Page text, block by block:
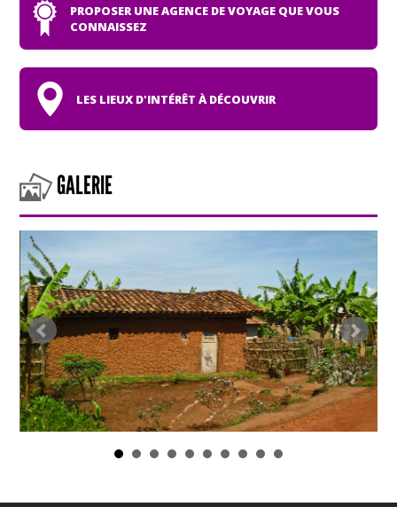
PROPOSER UNE AGENCE DE VOYAGE QUE VOUS
CONNAISSEZ
LES LIEUX D'INTÉRÊT À DÉCOUVRIR
GALERIE